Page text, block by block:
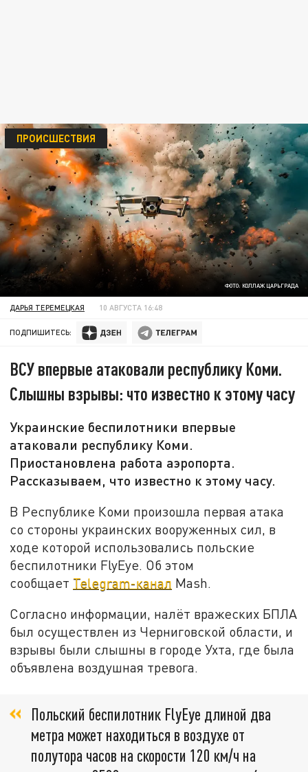
ФОТО: КОЛЛАЖ ЦАРЬГРАДА
ПРОИСШЕСТВИЯ
ДАРЬЯ ТЕРЕМЕЦКАЯ 10 АВГУСТА 16:48
ПОДПИШИТЕСЬ:
ВСУ впервые атаковали республику Коми.
Слышны взрывы: что известно к этому часу
Украинские беспилотники впервые
атаковали республику Коми.
Приостановлена работа аэропорта.
Рассказываем, что известно к этому часу.
В Республике Коми произошла первая атака
со стороны украинских вооруженных сил, в
ходе которой использовались польские
беспилотники FlyEye. Об этом
сообщает Telegram-канал Mash.
Согласно информации, налёт вражеских БПЛА
был осуществлен из Черниговской области, и
взрывы были слышны в городе Ухта, где была
объявлена воздушная тревога.
Польский беспилотник FlyEye длиной два
метра может находиться в воздухе от
полутора часов на скорости 120 км/ч на